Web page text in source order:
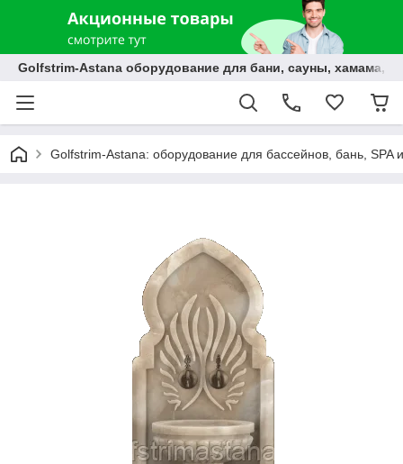
Golfstrim-Astana оборудование для бани, сауны, хамама,
Golfstrim-Astana: оборудование для бассейнов, бань, SPA